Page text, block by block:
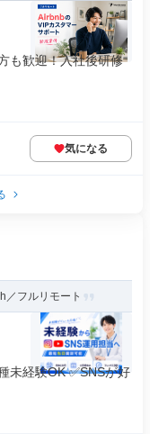
も歓迎！入社後研修
気になる
／フルリモート
未経験OK ✅SNSが好